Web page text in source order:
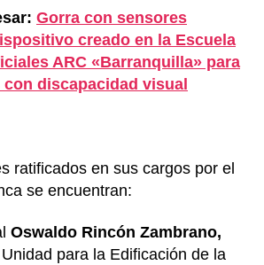
Gorra con sensores
creado en la Escuela
ARC «Barranquilla» para
con discapacidad visual
ratificados en sus cargos por el
se encuentran:
Oswaldo Rincón Zambrano,
para la Edificación de la